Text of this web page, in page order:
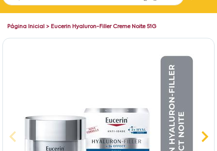
Bahia
Página Inicial > Eucerin Hyaluron-Filler Creme Noite 51G